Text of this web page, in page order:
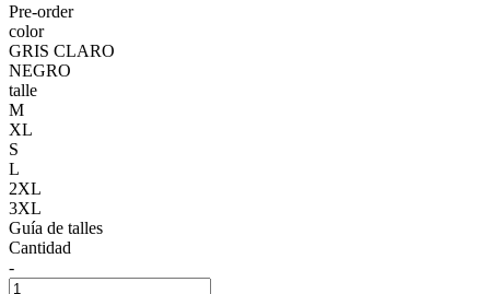
Pre-order
color
GRIS CLARO
NEGRO
talle
M
XL
S
L
2XL
3XL
Guía de talles
Cantidad
-